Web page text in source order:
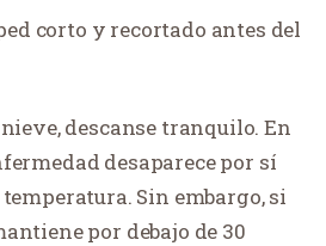
corto y recortado antes del
descanse tranquilo. En
desaparece por sí
Sin embargo, si
por debajo de 30